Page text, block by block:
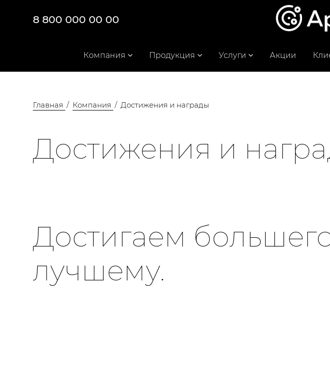
8 800 000 00 00
Компания Продукция Услуги Акции
Главная Компания Достижения и награды
Достижения и
Достигаем
лучшему.